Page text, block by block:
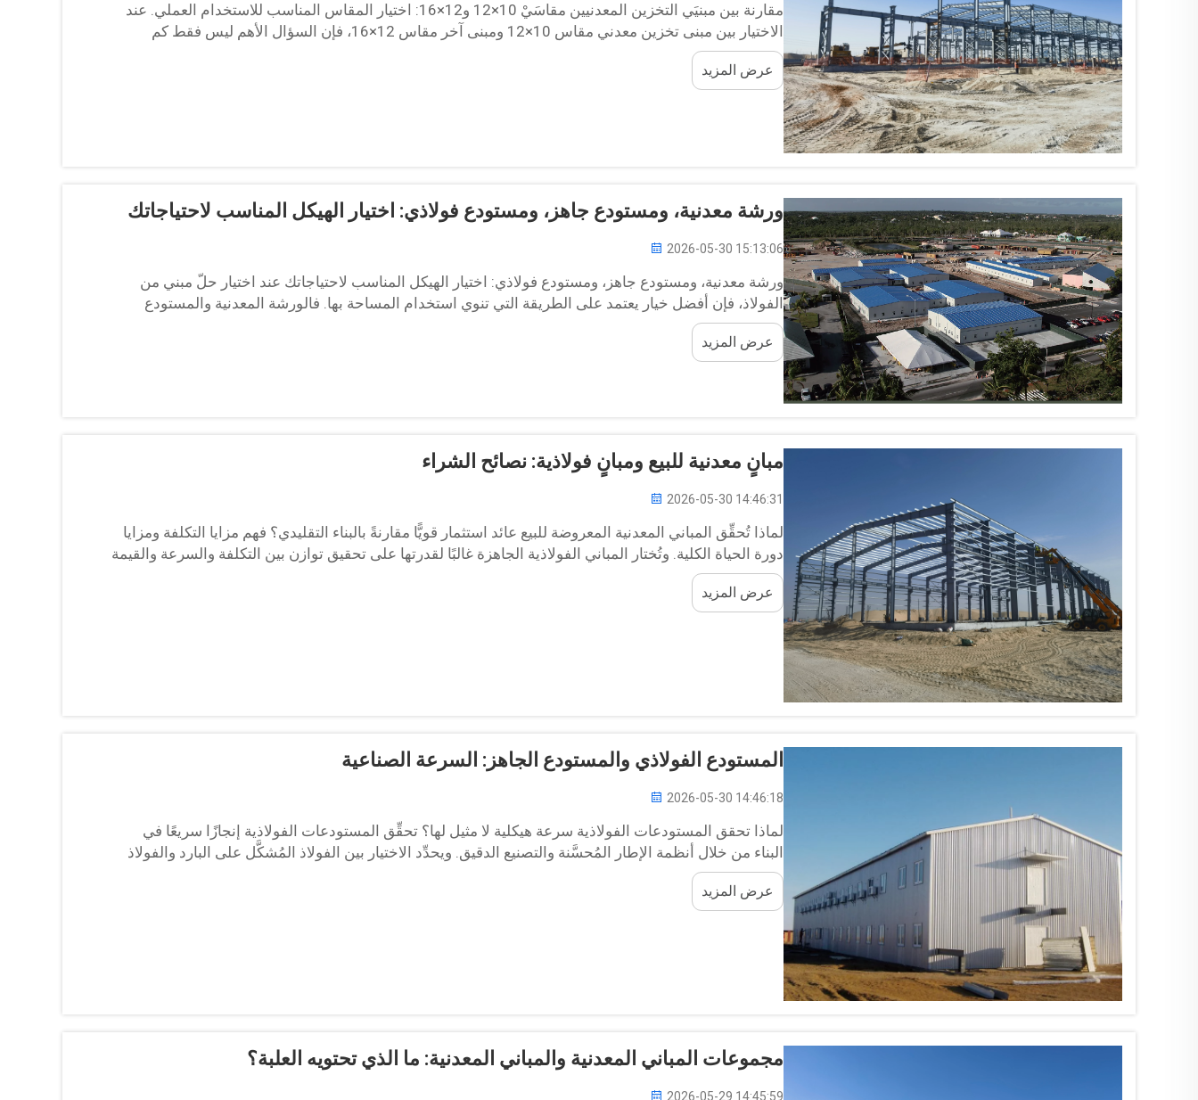
مقارنة بين مبنيَي التخزين المعدنيين مقاسَيْ 10×12 و12×16: اختيار المقاس المناسب للاستخدام العملي. عند
الاختيار بين مبنى تخزين معدني مقاس 10×12 ومبنى آخر مقاس 12×16، فإن السؤال الأهم ليس فقط كم
مساحة أرضية تحتاجها، بل كيف تنوي استخدام المبنى. كلا...
عرض المزيد
ورشة معدنية، ومستودع جاهز، ومستودع فولاذي: اختيار الهيكل المناسب لاحتياجاتك
2026-05-30 15:13:06
ورشة معدنية، ومستودع جاهز، ومستودع فولاذي: اختيار الهيكل المناسب لاحتياجاتك عند اختيار حلّ مبني من
الفولاذ، فإن أفضل خيار يعتمد على الطريقة التي تنوي استخدام المساحة بها. فالورشة المعدنية والمستودع
الجاهز والمستودع الفولاذي...
عرض المزيد
مبانٍ معدنية للبيع ومبانٍ فولاذية: نصائح الشراء
2026-05-30 14:46:31
لماذا تُحقِّق المباني المعدنية المعروضة للبيع عائد استثمار قويًّا مقارنةً بالبناء التقليدي؟ فهم مزايا التكلفة ومزايا
دورة الحياة الكلية. وتُختار المباني الفولاذية الجاهزة غالبًا لقدرتها على تحقيق توازن بين التكلفة والسرعة والقيمة
طويلة الأجل. وبالمقارنة مع...
عرض المزيد
المستودع الفولاذي والمستودع الجاهز: السرعة الصناعية
2026-05-30 14:46:18
لماذا تحقق المستودعات الفولاذية سرعة هيكلية لا مثيل لها؟ تحقِّق المستودعات الفولاذية إنجازًا سريعًا في
البناء من خلال أنظمة الإطار المُحسَّنة والتصنيع الدقيق. ويحدِّد الاختيار بين الفولاذ المُشكَّل على البارد والفولاذ
المدحرج على الساخن بشكل مباشر وقت التركيب...
عرض المزيد
مجموعات المباني المعدنية والمباني المعدنية: ما الذي تحتويه العلبة؟
2026-05-29 14:45:59